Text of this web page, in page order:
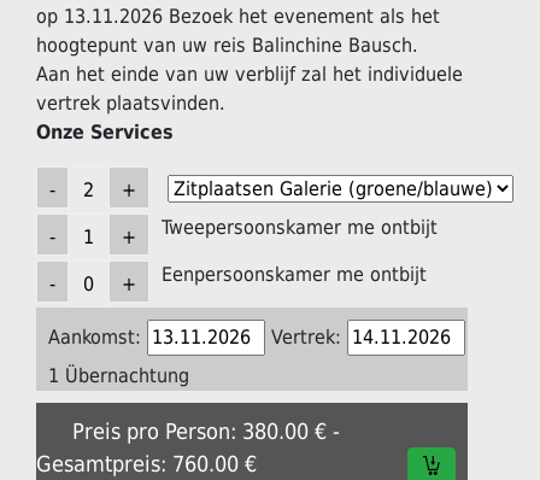
op 13.11.2026 Bezoek het evenement als het
hoogtepunt van uw reis Balinchine Bausch.
Aan het einde van uw verblijf zal het individuele
vertrek plaatsvinden.
Onze Services
Tweepersoonskamer me ontbijt
Eenpersoonskamer me ontbijt
Aankomst:
Vertrek:
1 Übernachtung
Preis pro Person: 380.00 € -
Gesamtpreis: 760.00 €